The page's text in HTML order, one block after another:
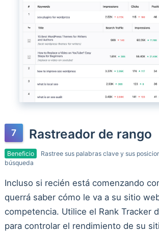
Rastreador de rango
Beneficio
Rastree sus palabras clave y sus
búsqueda
Incluso si recién está comenzando
querrá saber cómo le va a su sitio
competencia. Utilice el Rank Tracker
para controlar el rendimiento de su